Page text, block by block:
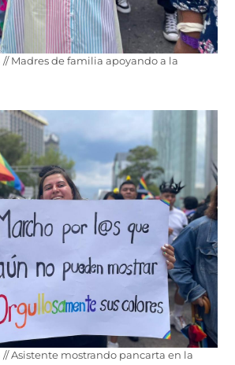
// Madres de familia apoyando a la
// Asistente mostrando pancarta en la